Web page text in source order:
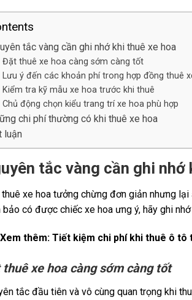
tắc vàng cần ghi nhớ khi thuê xe hoa
Đặt thuê xe hoa càng sớm càng tốt
Lưu ý đến các khoản phí trong hợp đồng thuê
Kiểm tra kỹ mẫu xe hoa trước khi thuê
Chủ động chọn kiểu trang trí xe hoa phù hợp
chi phí thường có khi thuê xe hoa
luận
tắc vàng cần ghi nhớ
xe hoa tưởng chừng đơn giản nhưng
có được chiếc xe hoa ưng ý, hãy ghi
thêm: Tiết kiệm chi phí khi thuê ô tô
xe hoa càng sớm càng tốt
tắc đầu tiên và vô cùng quan trọng khi